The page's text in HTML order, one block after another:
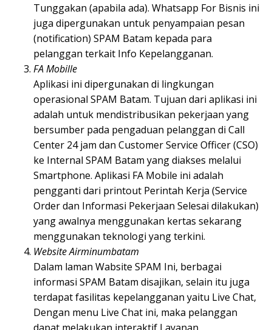
Tunggakan (apabila ada). Whatsapp For Bisnis ini
juga dipergunakan untuk penyampaian pesan
(notification) SPAM Batam kepada para
pelanggan terkait Info Kepelangganan.
FA Mobille
Aplikasi ini dipergunakan di lingkungan
operasional SPAM Batam. Tujuan dari aplikasi ini
adalah untuk mendistribusikan pekerjaan yang
bersumber pada pengaduan pelanggan di Call
Center 24 jam dan Customer Service Officer (CSO)
ke Internal SPAM Batam yang diakses melalui
Smartphone. Aplikasi FA Mobile ini adalah
pengganti dari printout Perintah Kerja (Service
Order dan Informasi Pekerjaan Selesai dilakukan)
yang awalnya menggunakan kertas sekarang
menggunakan teknologi yang terkini.
Website Airminumbatam
Dalam laman Wabsite SPAM Ini, berbagai
informasi SPAM Batam disajikan, selain itu juga
terdapat fasilitas kepelangganan yaitu Live Chat,
Dengan menu Live Chat ini, maka pelanggan